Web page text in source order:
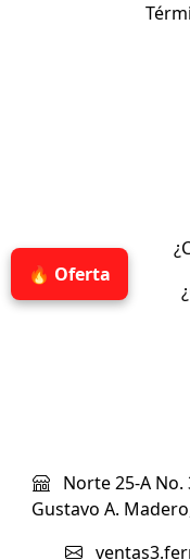
🔥 Oferta
Norte 25-A No.
Gustavo A.